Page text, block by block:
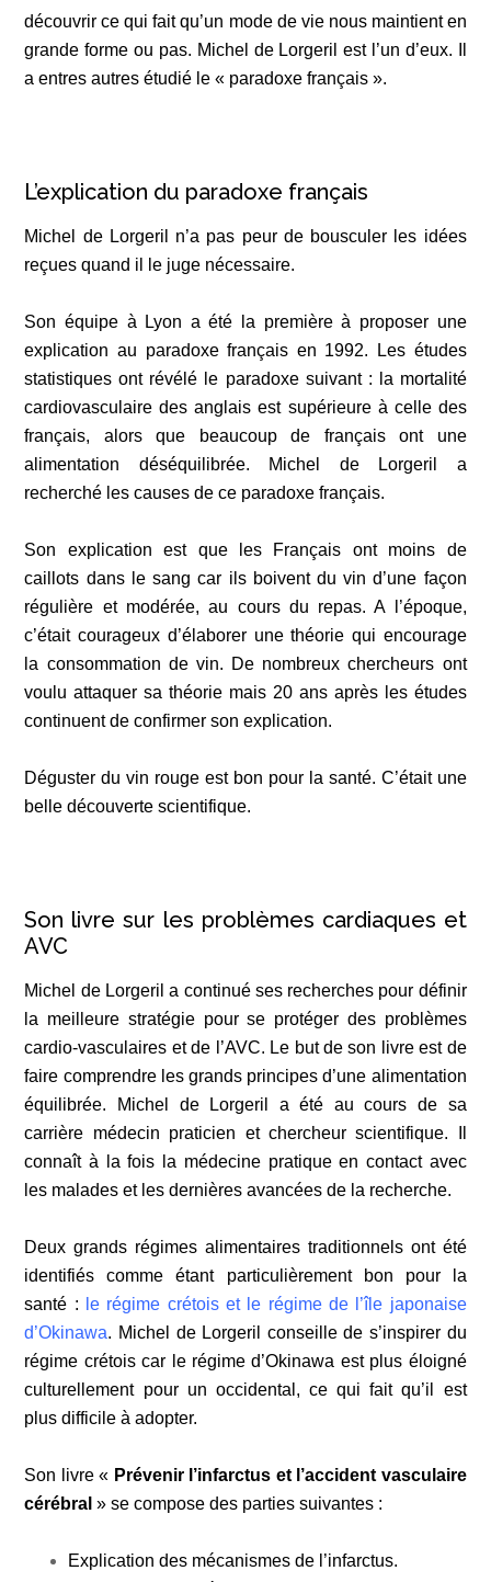
découvrir ce qui fait qu’un mode de vie nous maintient en
grande forme ou pas. Michel de Lorgeril est l’un d’eux. Il
a entres autres étudié le « paradoxe français ».
L’explication du paradoxe français
Michel de Lorgeril n’a pas peur de bousculer les idées
reçues quand il le juge nécessaire.
Son équipe à Lyon a été la première à proposer une
explication au paradoxe français en 1992. Les études
statistiques ont révélé le paradoxe suivant : la mortalité
cardiovasculaire des anglais est supérieure à celle des
français, alors que beaucoup de français ont une
alimentation déséquilibrée. Michel de Lorgeril a
recherché les causes de ce paradoxe français.
Son explication est que les Français ont moins de
caillots dans le sang car ils boivent du vin d’une façon
régulière et modérée, au cours du repas. A l’époque,
c’était courageux d’élaborer une théorie qui encourage
la consommation de vin. De nombreux chercheurs ont
voulu attaquer sa théorie mais 20 ans après les études
continuent de confirmer son explication.
Déguster du vin rouge est bon pour la santé. C’était une
belle découverte scientifique.
Son livre sur les problèmes cardiaques et
AVC
Michel de Lorgeril a continué ses recherches pour définir
la meilleure stratégie pour se protéger des problèmes
cardio-vasculaires et de l’AVC. Le but de son livre est de
faire comprendre les grands principes d’une alimentation
équilibrée. Michel de Lorgeril a été au cours de sa
carrière médecin praticien et chercheur scientifique. Il
connaît à la fois la médecine pratique en contact avec
les malades et les dernières avancées de la recherche.
Deux grands régimes alimentaires traditionnels ont été
identifiés comme étant particulièrement bon pour la
santé :
le régime crétois et le régime de l’île japonaise
d’Okinawa. Michel de Lorgeril conseille de s’inspirer du
régime crétois car le régime d’Okinawa est plus éloigné
culturellement pour un occidental, ce qui fait qu’il est
plus difficile à adopter.
Son livre « Prévenir l’infarctus et l’accident vasculaire
cérébral » se compose des parties suivantes :
Explication des mécanismes de l’infarctus.